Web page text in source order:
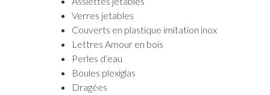
Verres jetables
Couverts en plastique imitation inox
Lettres Amour en bois
Perles d’eau
Boules plexiglas
Dragées